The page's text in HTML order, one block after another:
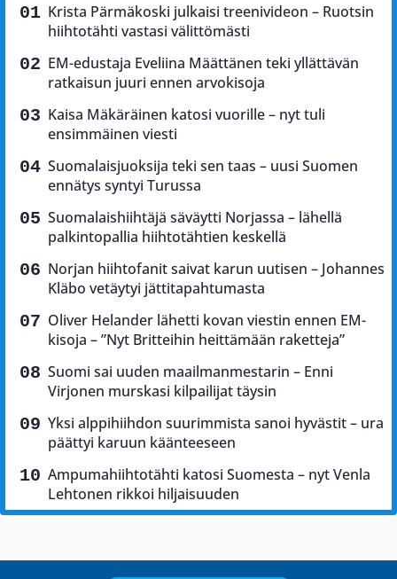
Krista Pärmäkoski julkaisi treenivideon – Ruotsin
hiihtotähti vastasi välittömästi
EM-edustaja Eveliina Määttänen teki yllättävän
ratkaisun juuri ennen arvokisoja
Kaisa Mäkäräinen katosi vuorille – nyt tuli
ensimmäinen viesti
Suomalaisjuoksija teki sen taas – uusi Suomen
ennätys syntyi Turussa
Suomalaishiihtäjä säväytti Norjassa – lähellä
palkintopallia hiihtotähtien keskellä
Norjan hiihtofanit saivat karun uutisen – Johannes
Kläbo vetäytyi jättitapahtumasta
Oliver Helander lähetti kovan viestin ennen EM-
kisoja – ”Nyt Britteihin heittämään raketteja”
Suomi sai uuden maailmanmestarin – Enni
Virjonen murskasi kilpailijat täysin
Yksi alppihiihdon suurimmista sanoi hyvästit – ura
päättyi karuun käänteeseen
Ampumahiihtotähti katosi Suomesta – nyt Venla
Lehtonen rikkoi hiljaisuuden